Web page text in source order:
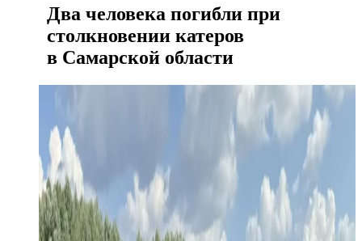
Два человека погибли при
столкновении катеров
в Самарской области